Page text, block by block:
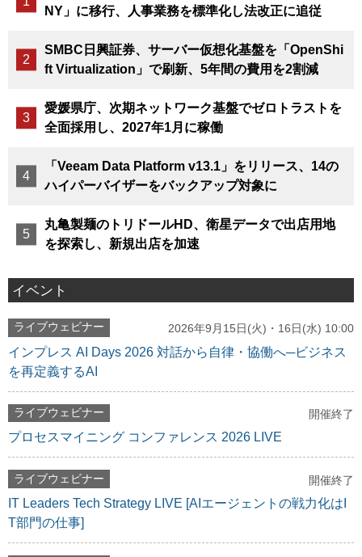
NY」に移行、人事業務を標準化し法改正に追従
SMBC日興証券、サーバー仮想化基盤を「OpenShi
ft Virtualization」で刷新、5年間の費用を2割減
愛媛県庁、次期ネットワーク基盤でゼロトラストを
全面採用し、2027年1月に稼働
「Veeam Data Platform v13.1」をリリース、14の
ハイパーバイザーをバックアップ対象に
丸亀製麺のトリドールHD、衛星データで出店用地
を探索し、新規出店を加速
イベント
ライブウェビナー 2026年9月15日(火)・16日(水) 10:00
インプレス AI Days 2026 対話から自律・協働へ─ビジネス
を再定義するAI
ライブウェビナー 開催終了
プロセスマイニング コンファレンス 2026 LIVE
ライブウェビナー 開催終了
IT Leaders Tech Strategy LIVE [AIエージェントの戦力化はI
T部門の仕事]